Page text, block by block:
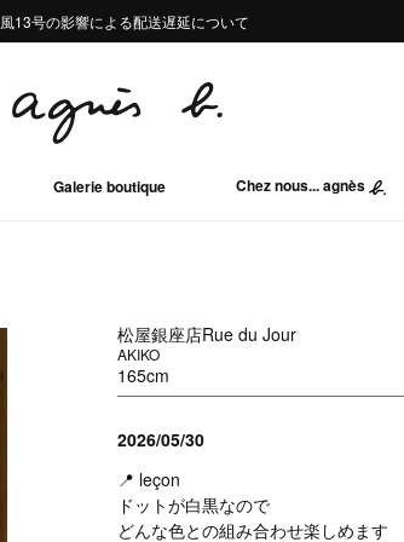
地域地震の影響による配送遅延について
Summer Sale 2buy10%OFF!!
13号の影響による配送遅延について
地域地震の影響による配送遅延について
Summer Sale 2buy10%OFF!!
Galerie boutique Chez nous... agnès
松屋銀座店Rue du Jour
AKIKO
165cm
2026/05/30
📍 leçon
ドットが白黒なので
どんな色との組み合わせ楽しめます